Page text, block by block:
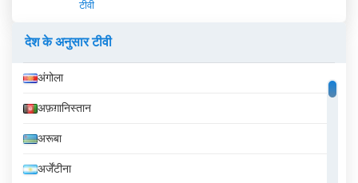
टीवी
देश के अनुसार टीवी
अंगोला
अफ़ग़ानिस्तान
अरूबा
अर्जेंटीना